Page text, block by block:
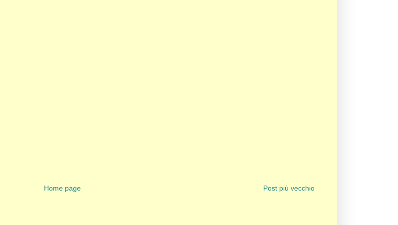
Post più vecchio
Home page